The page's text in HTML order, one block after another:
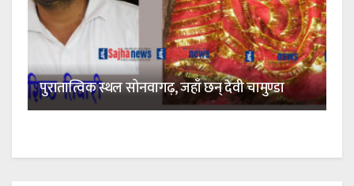
पुरातात्विक स्थल सोनवागढ़, जहाँ छन् देवी चामुण्डा